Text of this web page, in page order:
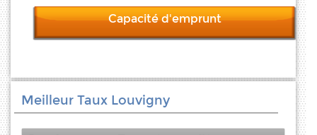
Capacité d'emprunt
Meilleur Taux Louvigny